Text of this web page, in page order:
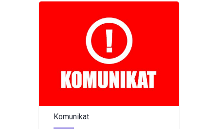
Komunikat